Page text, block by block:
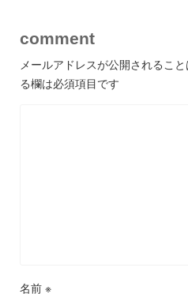
comment
メールアドレスが公開されること
る欄は必須項目です
名前 ※